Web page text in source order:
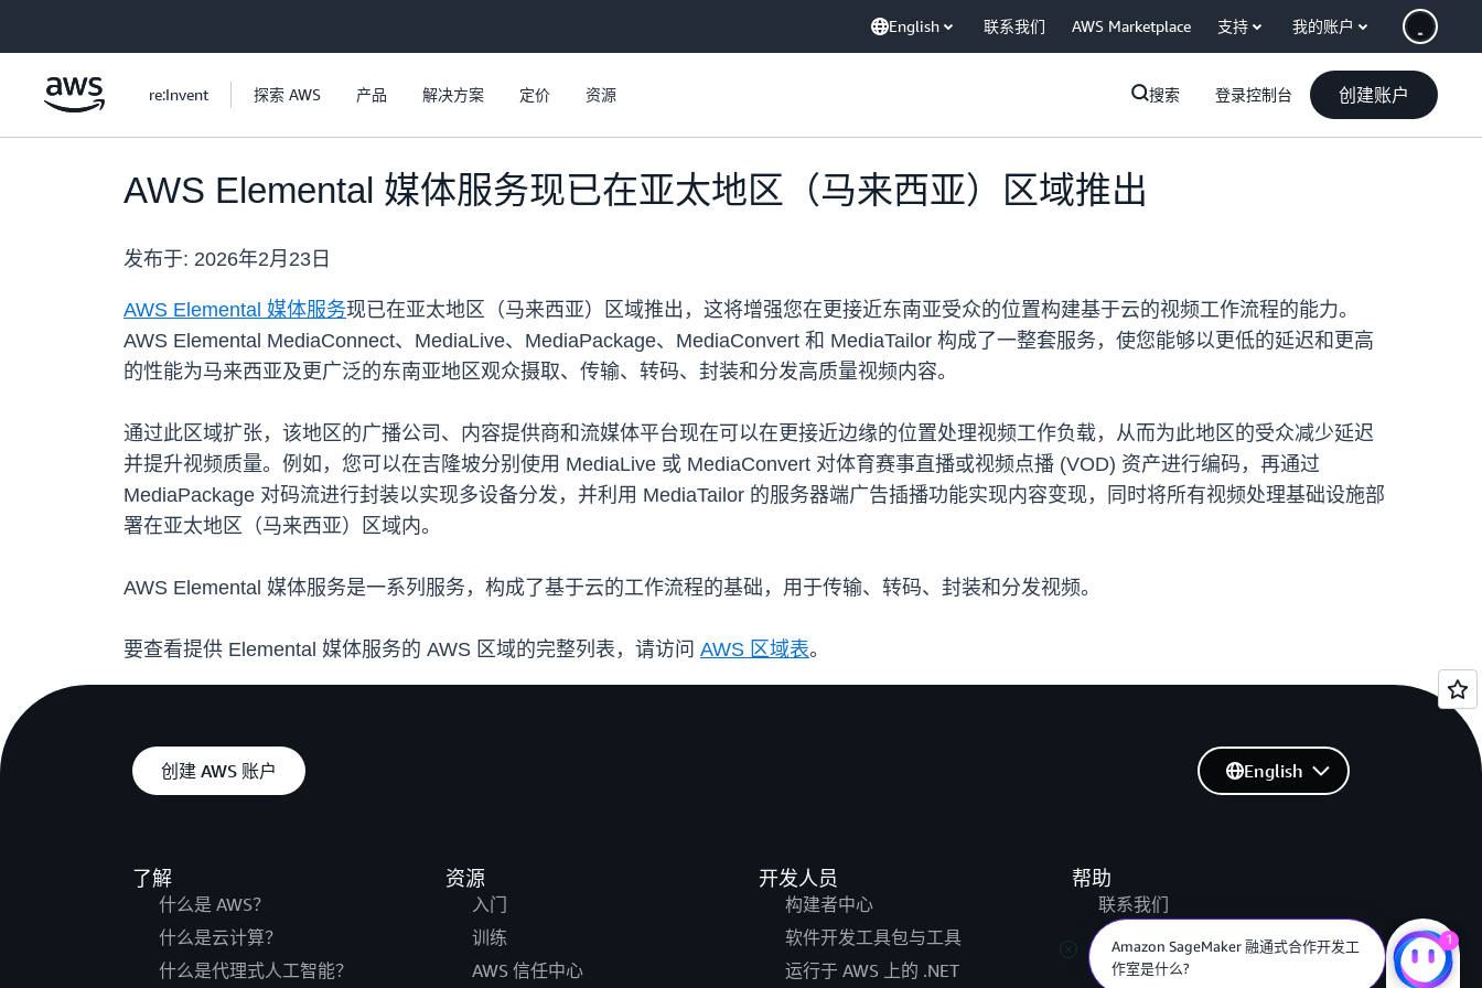
English 联系我们 AWS Marketplace 支持 我的账户
re:Invent 探索 AWS 产品 解决方案 定价 资源 搜索 登录控制台 创建账户
AWS Elemental 媒体服务现已在亚太地区（马来西亚）区域推出
发布于: 2026年2月23日
AWS Elemental 媒体服务现已在亚太地区（马来西亚）区域推出，这将增强您在更接近东南亚受众的位置构建基于云的视频工作流程的能力。
AWS Elemental MediaConnect、MediaLive、MediaPackage、MediaConvert 和 MediaTailor 构成了一整套服务，使您能够以更低的延迟和更高
的性能为马来西亚及更广泛的东南亚地区观众摄取、传输、转码、封装和分发高质量视频内容。
通过此区域扩张，该地区的广播公司、内容提供商和流媒体平台现在可以在更接近边缘的位置处理视频工作负载，从而为此地区的受众减少延迟
并提升视频质量。例如，您可以在吉隆坡分别使用 MediaLive 或 MediaConvert 对体育赛事直播或视频点播 (VOD) 资产进行编码，再通过
MediaPackage 对码流进行封装以实现多设备分发，并利用 MediaTailor 的服务器端广告插播功能实现内容变现，同时将所有视频处理基础设施部
署在亚太地区（马来西亚）区域内。
AWS Elemental 媒体服务是一系列服务，构成了基于云的工作流程的基础，用于传输、转码、封装和分发视频。
要查看提供 Elemental 媒体服务的 AWS 区域的完整列表，请访问 AWS 区域表。
创建 AWS 账户
了解
什么是 AWS？
什么是云计算？
什么是代理式人工智能？
资源
入门
训练
AWS 信任中心
开发人员
构建者中心
软件开发工具包与工具
运行于 AWS 上的 .NET
帮助
联系我们
提交支持工单
AWS re:Post
English
Amazon SageMaker 融通式合作开发工
作室是什么?
1